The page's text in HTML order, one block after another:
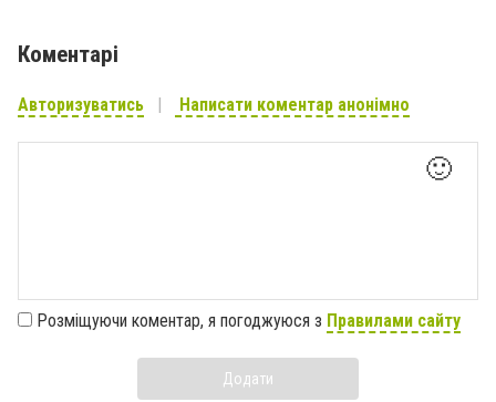
Коментарі
Авторизуватись Написати коментар анонімно
🙂
Розміщуючи коментар, я погоджуюся з Правилами сайту
Додати